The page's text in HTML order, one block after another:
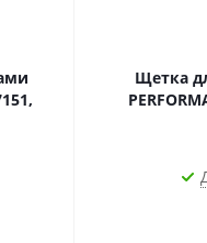
Щетка